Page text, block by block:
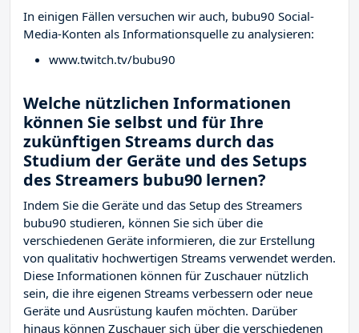
In einigen Fällen versuchen wir auch, bubu90 Social-
Media-Konten als Informationsquelle zu analysieren:
www.twitch.tv/bubu90
Welche nützlichen Informationen
können Sie selbst und für Ihre
zukünftigen Streams durch das
Studium der Geräte und des Setups
des Streamers bubu90 lernen?
Indem Sie die Geräte und das Setup des Streamers
bubu90 studieren, können Sie sich über die
verschiedenen Geräte informieren, die zur Erstellung
von qualitativ hochwertigen Streams verwendet werden.
Diese Informationen können für Zuschauer nützlich
sein, die ihre eigenen Streams verbessern oder neue
Geräte und Ausrüstung kaufen möchten. Darüber
hinaus können Zuschauer sich über die verschiedenen